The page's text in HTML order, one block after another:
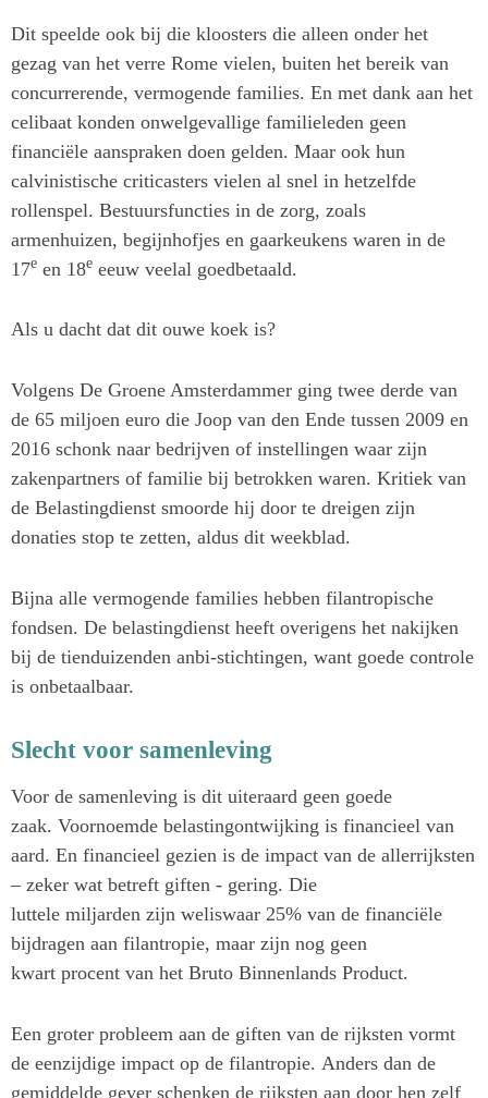
Dit speelde ook bij die kloosters die alleen onder het
gezag van het verre Rome vielen, buiten het bereik van
concurrerende, vermogende families. En met dank aan het
celibaat konden onwelgevallige familieleden geen
financiële aanspraken doen gelden. Maar ook hun
calvinistische criticasters vielen al snel in hetzelfde
rollenspel. Bestuursfuncties in de zorg, zoals
armenhuizen, begijnhofjes en gaarkeukens waren in de
17e en 18e eeuw veelal goedbetaald.
Als u dacht dat dit ouwe koek is?
Volgens De Groene Amsterdammer ging twee derde van
de 65 miljoen euro die Joop van den Ende tussen 2009 en
2016 schonk naar bedrijven of instellingen waar zijn
zakenpartners of familie bij betrokken waren. Kritiek van
de Belastingdienst smoorde hij door te dreigen zijn
donaties stop te zetten, aldus dit weekblad.
Bijna alle vermogende families hebben filantropische
fondsen. De belastingdienst heeft overigens het nakijken
bij de tienduizenden anbi-stichtingen, want goede controle
is onbetaalbaar.
Slecht voor samenleving
Voor de samenleving is dit uiteraard geen goede
zaak. Voornoemde belastingontwijking is financieel van
aard. En financieel gezien is de impact van de allerrijksten
– zeker wat betreft giften - gering. Die
luttele miljarden zijn weliswaar 25% van de financiële
bijdragen aan filantropie, maar zijn nog geen
kwart procent van het Bruto Binnenlands Product.
Een groter probleem aan de giften van de rijksten vormt
de eenzijdige impact op de filantropie. Anders dan de
gemiddelde gever schenken de rijksten aan door hen zelf